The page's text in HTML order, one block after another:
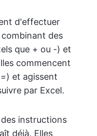
d'effectuer
des
que + ou -) et
commencent
et agissent
par Excel.
instructions
déjà. Elles